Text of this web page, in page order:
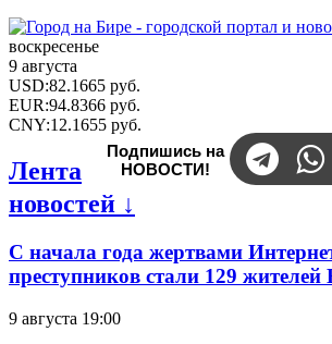
воскресенье
9 августа
USD:82.1665 руб.
EUR:94.8366 руб.
CNY:12.1655 руб.
Подпишись на
НОВОСТИ!
Лента
новостей ↓
С начала года жертвами
преступников стали 129
9 августа 19:00